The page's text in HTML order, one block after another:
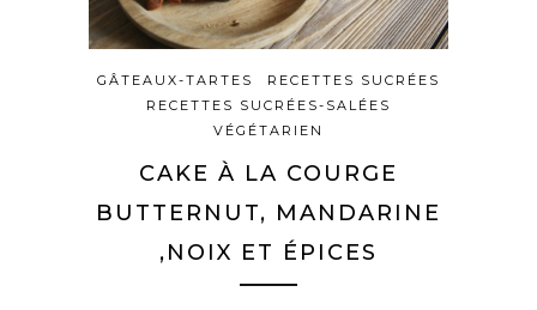
GÂTEAUX-TARTES
RECETTES SUCRÉES
RECETTES SUCRÉES-SALÉES
VÉGÉTARIEN
CAKE À LA COURGE
BUTTERNUT, MANDARINE
,NOIX ET ÉPICES